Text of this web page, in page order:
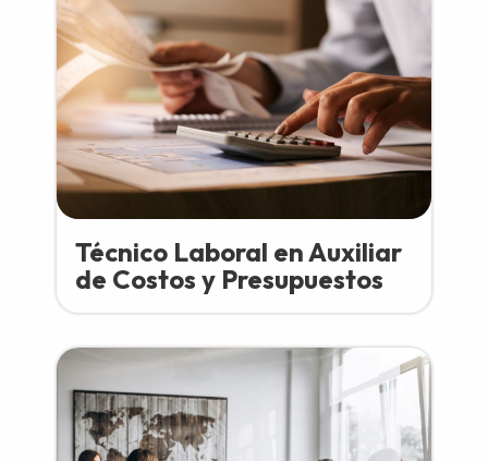
Técnico Laboral en Auxiliar
de Costos y Presupuestos